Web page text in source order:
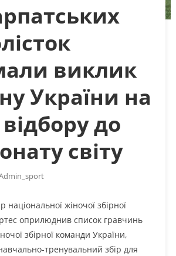
виклик
України на
до
світу
національної жіночої збірної
оприлюднив список гравчинь
збірної команди України,
тренувальний збір для